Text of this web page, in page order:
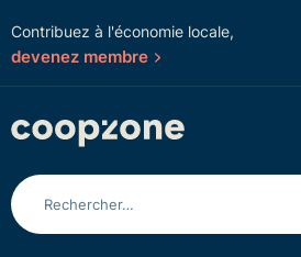
Contribuez à l'économie locale,
devenez membre